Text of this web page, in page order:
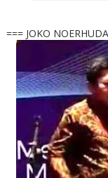
=== JOKO